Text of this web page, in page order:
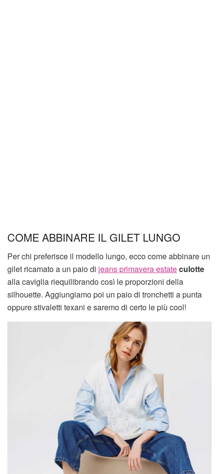
COME ABBINARE IL GILET LUNGO
Per chi preferisce il modello lungo, ecco come abbinare un
gilet ricamato a un paio di jeans primavera estateculotte
alla caviglia riequilibrando così le proporzioni della
silhouette. Aggiungiamo poi un paio di tronchetti a punta
oppure stivaletti texani e saremo di certo le più cool!